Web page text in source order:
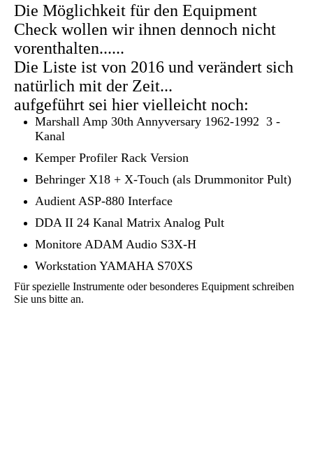
Die Möglichkeit für den Equipment
Check wollen wir ihnen dennoch nicht
vorenthalten......
Die Liste ist von 2016 und verändert sich
natürlich mit der Zeit...
aufgeführt sei hier vielleicht noch:
Marshall Amp 30th Annyversary 1962-1992 3 -
Kanal
Kemper Profiler Rack Version
Behringer X18 + X-Touch (als Drummonitor Pult)
Audient ASP-880 Interface
DDA II 24 Kanal Matrix Analog Pult
Monitore ADAM Audio S3X-H
Workstation YAMAHA S70XS
Für spezielle Instrumente oder besonderes Equipment schreiben
Sie uns bitte an.